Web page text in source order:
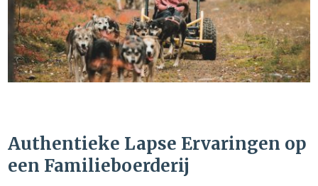
Authentieke Lapse Ervaringen op
een Familieboerderij